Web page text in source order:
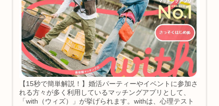
【15秒で簡単解説！】婚活パーティーやイベントに参加さ
れる方々が多く利用しているマッチングアプリとして、
「with（ウィズ）」が挙げられます。withは、心理テスト